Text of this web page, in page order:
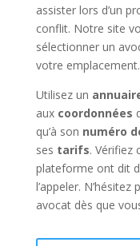
assister lors d’un
conflit. Notre site
sélectionner un
votre emplacement.
Utilisez un
aux coordonnées
qu’à son numéro
ses tarifs. Vérifiez
plateforme ont dit
l’appeler.
avocat dès que